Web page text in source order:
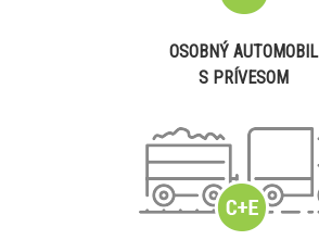
OSOBNÝ AUTOMOBIL
S PRÍVESOM